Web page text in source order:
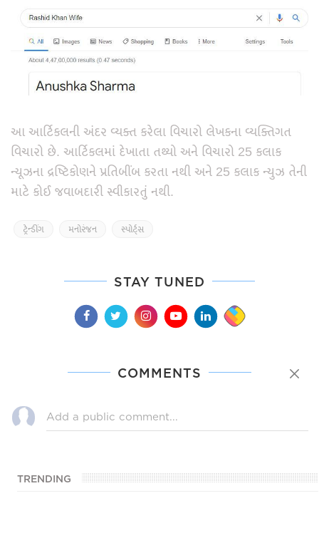
આ આર્ટિકલની અંદર વ્યક્ત કરેલા વિચારો લેખકના વ્યક્તિગત
વિચારો છે. આર્ટિકલમાં દેખાતા તથ્યો અને વિચારો 25 કલાક
ન્યૂઝના દ્રષ્ટિકોણને પ્રતિબીંબ કરતા નથી અને 25 કલાક ન્યુઝ તેની
માટે કોઈ જવાબદારી સ્વીકારતું નથી.
ટ્રેન્ડીંગ મનોરંજન સ્પોર્ટ્સ
STAY TUNED
COMMENTS
TRENDING